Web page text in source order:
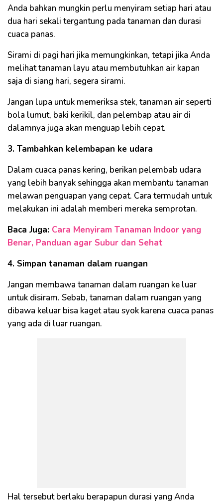
Anda bahkan mungkin perlu menyiram setiap hari atau
dua hari sekali tergantung pada tanaman dan durasi
cuaca panas.
Sirami di pagi hari jika memungkinkan, tetapi jika Anda
melihat tanaman layu atau membutuhkan air kapan
saja di siang hari, segera sirami.
Jangan lupa untuk memeriksa stek, tanaman air seperti
bola lumut, baki kerikil, dan pelembap atau air di
dalamnya juga akan menguap lebih cepat.
3. Tambahkan kelembapan ke udara
Dalam cuaca panas kering, berikan pelembab udara
yang lebih banyak sehingga akan membantu tanaman
melawan penguapan yang cepat. Cara termudah untuk
melakukan ini adalah memberi mereka semprotan.
Baca Juga: Cara Menyiram Tanaman Indoor yang
Benar, Panduan agar Subur dan Sehat
4. Simpan tanaman dalam ruangan
Jangan membawa tanaman dalam ruangan ke luar
untuk disiram. Sebab, tanaman dalam ruangan yang
dibawa keluar bisa kaget atau syok karena cuaca panas
yang ada di luar ruangan.
Hal tersebut berlaku berapapun durasi yang Anda